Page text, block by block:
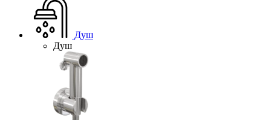
Душ
Душ